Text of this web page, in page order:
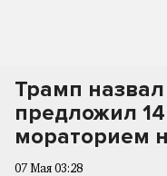
Трамп
предложил
мораторием
07 Мая 03:28